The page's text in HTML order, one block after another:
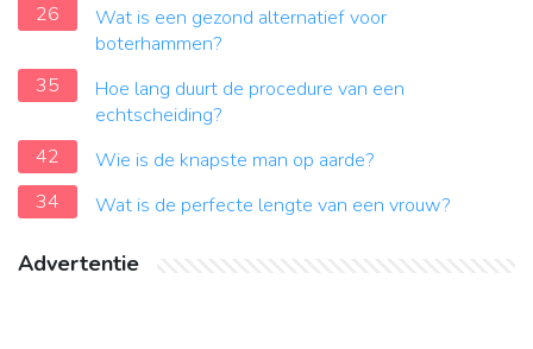
26
Wat is een gezond alternatief voor
boterhammen?
35
Hoe lang duurt de procedure van een
echtscheiding?
42
Wie is de knapste man op aarde?
34
Wat is de perfecte lengte van een vrouw?
Advertentie